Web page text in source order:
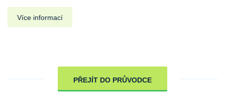
Více informací
PŘEJÍT DO PRŮVODCE